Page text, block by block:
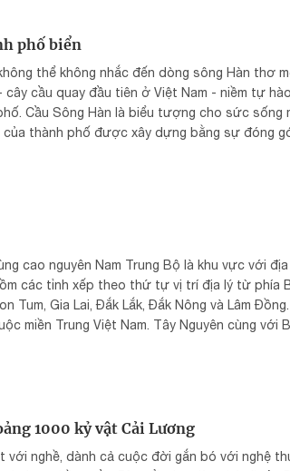
phố biển
thể không nhắc đến dòng sông Hàn thơ
cây cầu quay đầu tiên ở Việt Nam - niềm tự
Cầu Sông Hàn là biểu tượng cho sức sống
của thành phố được xây dựng bằng sự đóng
cao nguyên Nam Trung Bộ là khu vực với địa
các tỉnh xếp theo thứ tự vị trí địa lý từ phía
Tum, Gia Lai, Đắk Lắk, Đắk Nông và Lâm
miền Trung Việt Nam. Tây Nguyên cùng với
1000 kỷ vật Cải Lương
với nghề, dành cả cuộc đời gắn bó với nghệ